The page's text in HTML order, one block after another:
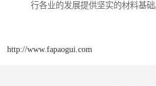
行各业的发展提供坚实的材料基础
http://www.fapaogui.com